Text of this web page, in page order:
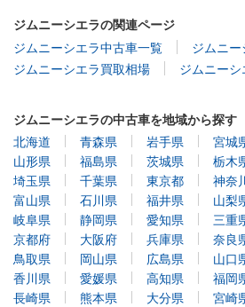
ジムニーシエラの関連ページ
ジムニーシエラ中古車一覧
ジムニ
ジムニーシエラ買取相場
ジムニー
ジムニーシエラの中古車を地域から探す
北海道
青森県 岩手県 宮城
山形県
福島県 茨城県 栃木
埼玉県
千葉県 東京都 神奈
富山県
石川県 福井県 山梨
岐阜県
静岡県 愛知県 三重
京都府
大阪府 兵庫県 奈良
鳥取県
岡山県 広島県 山口
香川県
愛媛県 高知県 福岡
長崎県
熊本県 大分県 宮崎